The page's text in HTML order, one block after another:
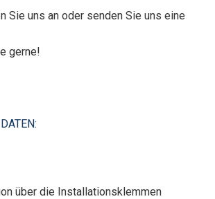
Sie uns an oder senden Sie uns eine
gerne!
über die Installationsklemmen